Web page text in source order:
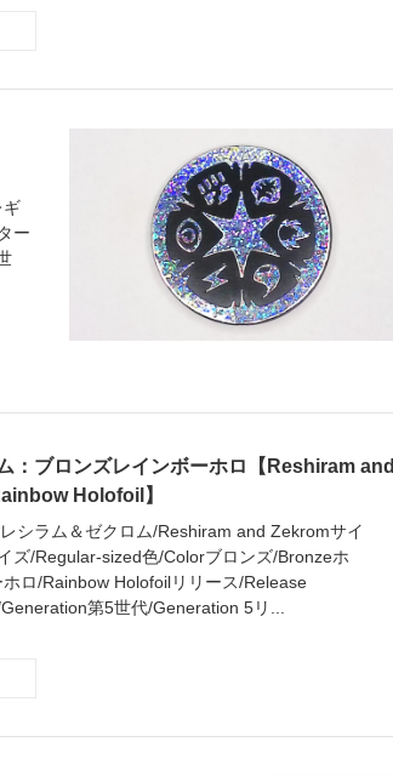
ギ
ー
：ブロンズレインボーホロ【Reshiram and
Holofoil】
シラム＆ゼクロム/Reshiram and Zekromサイ
ズ/Regular-sized色/Colorブロンズ/Bronzeホ
ロ/Rainbow Holofoilリリース/Release
第5世代/Generation 5リ...